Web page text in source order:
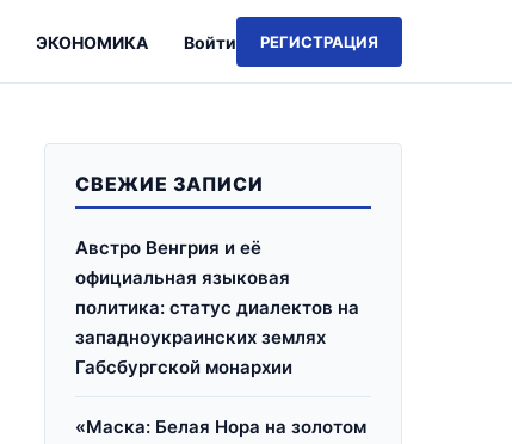
Войти РЕГИСТРАЦИЯ
ЭКОНОМИКА
СВЕЖИЕ ЗАПИСИ
Австро Венгрия и её
официальная языковая
политика: статус диалектов на
западноукраинских землях
Габсбургской монархии
«Маска: Белая Нора на золотом